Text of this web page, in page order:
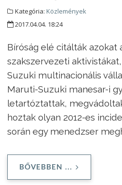
Kategória: Közlemények
2017.04.04. 18:24
Bíróság elé citálták azokat
szakszervezeti
Suzuki multinacionális
Maruti-Suzuki manesar-i
letartóztattak,
hoztak olyan 2012-es
során egy menedzser
BŐVEBBEN ...